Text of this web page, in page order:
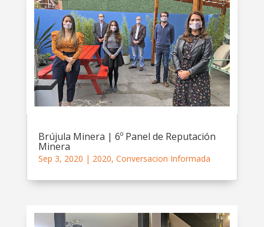
Brújula Minera | 6º Panel de Reputación
Minera
Sep 3, 2020 | 2020, Conversacion Informada